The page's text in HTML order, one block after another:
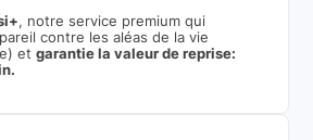
, notre service premium qui
contre les aléas de la vie
etgarantie la valeur de reprise: